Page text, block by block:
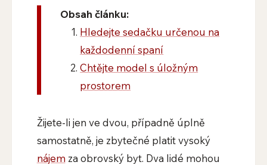
Obsah článku:
Hledejte sedačku určenou na
každodenní spaní
Chtějte model s úložným
prostorem
Žijete-li jen ve dvou, případně úplně
samostatně, je zbytečné platit vysoký
nájem za obrovský byt. Dva lidé mohou